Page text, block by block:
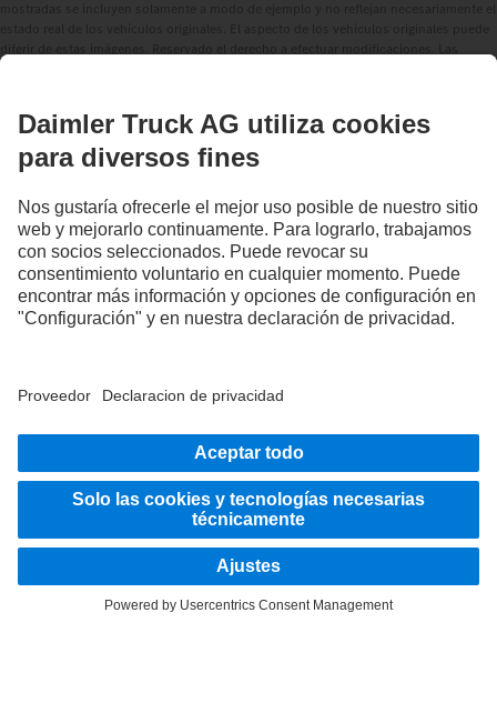
diferir de estas imágenes. Reservado el derecho a efectuar modificaciones. Las
Como empresa activa a nivel internacional, la igualdad de oportunidades, la
diversidad, la transparencia y el respeto forman parte de las convicciones
fundamentales de Daimler Truck AG. Lo demostramos en nuestra forma de pensar,
actuar y comunicarnos. Por supuesto, todos los términos seleccionados incluyen
todos los géneros e identidades.
Los sistemas de asistencia a la conducción únicamente pueden asistir a
conductoras y conductores. La responsabilidad de la conducción segura del
vehículo recae en todo momento por completo en el conductor o la conductora.
PERMANECE EN CONTACTO.
Descubre Mercedes‑Benz Trucks en nuestros canales